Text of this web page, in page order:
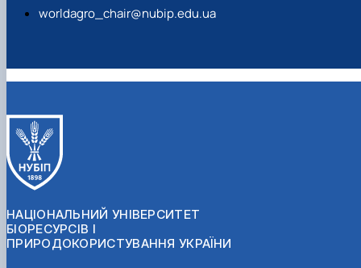
worldagro_chair@nubip.edu.ua
НАЦІОНАЛЬНИЙ УНІВЕРСИТЕТ
БІОРЕСУРСІВ І
ПРИРОДОКОРИСТУВАННЯ УКРАЇНИ